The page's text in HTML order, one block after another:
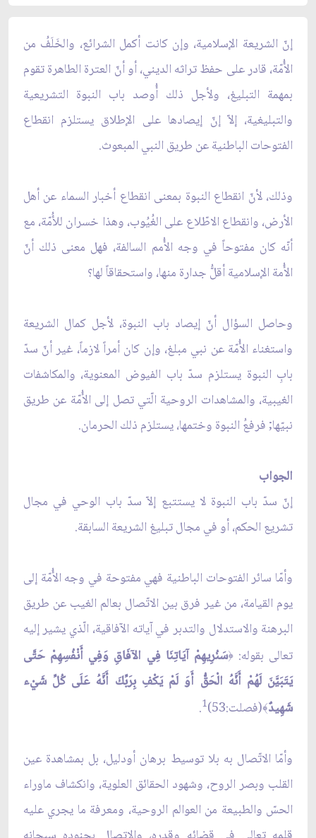
إنّ الشريعة الإسلامية، وإن كانت أكمل الشرائع، والخَلَفُ من
الأُمّة، قادر على حفظ تراثه الديني، أو أنّ العترة الطاهرة تقوم
بمهمة التبليغ، ولأجل ذلك أُوصد باب النبوة التشريعية
والتبليغية، إلاّ إنّ إيصادها على الإطلاق يستلزم انقطاع
الفتوحات الباطنية عن طريق النبي المبعوث.
وذلك، لأنّ انقطاع النبوة بمعنى انقطاع أخبار السماء عن أهل
الأرض، وانقطاع الاطّلاع على الغُيُوب، وهذا خسران للأُمّة، مع
أنّه كان مفتوحاً في وجه الأُمم السالفة، فهل معنى ذلك أنّ
الأُمة الإسلامية أقلُّ جدارة منها، واستحقاقاً لها؟
وحاصل السؤال أنّ إيصاد باب النبوة، لأجل كمال الشريعة
واستغناء الأُمّة عن نبي مبلغ، وإن كان أمراً لازماً، غير أنّ سدّ
بابِ النبوة يستلزم سدّ باب الفيوض المعنوية، والمكاشفات
الغيبية، والمشاهدات الروحية الّتي تصل إلى الأُمّة عن طريق
نبيّها; فرفعُ النبوة وختمها، يستلزم ذلك الحرمان.
الجواب
إنّ سدّ باب النبوة لا يستتبع إلاّ سدّ باب الوحي في مجال
تشريع الحكم، أو في مجال تبليغ الشريعة السابقة.
وأمّا سائر الفتوحات الباطنية فهي مفتوحة في وجه الأُمّة إلى
يوم القيامة، من غير فرق بين الاتّصال بعالم الغيب عن طريق
البرهنة والاستدلال والتدبر في آياته الآفاقية، الّذي يشير إليه
تعالى بقوله:﴿سَنُرِيهِمْ آيَاتِنَا فِي الآفَاقِ وَفِي أَنْفُسِهِمْ حَتَّى
يَتَبَيَّنَ لَهُمْ أَنَّهُ الْحَقُّ أَوَ لَمْ يَكْفِ بِرَبِّكَ أَنَّهُ عَلَى كُلِّ شَيْء
شَهِيدٌ﴾(فصلت:53) 1
.
وأمّا الاتّصال به بلا توسيط برهان أودليل، بل بمشاهدة عين
القلب وبصر الروح، وشهود الحقائق العلوية، وانكشاف ماوراء
الحسّ والطبيعة من العوالم الروحية، ومعرفة ما يجري عليه